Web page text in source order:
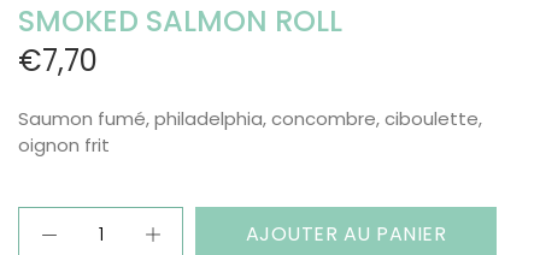
SMOKED SALMON ROLL
€7,70
Saumon fumé, philadelphia, concombre, ciboulette,
oignon frit
AJOUTER AU PANIER